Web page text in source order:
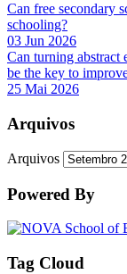
Can free secondary
schooling?
03 Jun 2026
Can turning abstract
be the key to
25 Mai 2026
Arquivos
Arquivos
Powered By
Tag Cloud